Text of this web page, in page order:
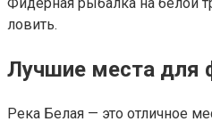
Фидерная рыбалка на белой
ловить.
Лучшие места для
Река Белая — это отличное